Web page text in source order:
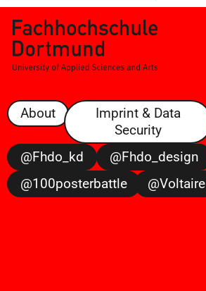
About
Imprint & Data
Security
@fhdo_kd
@fhdo_design
@100posterbattle
@voltaire